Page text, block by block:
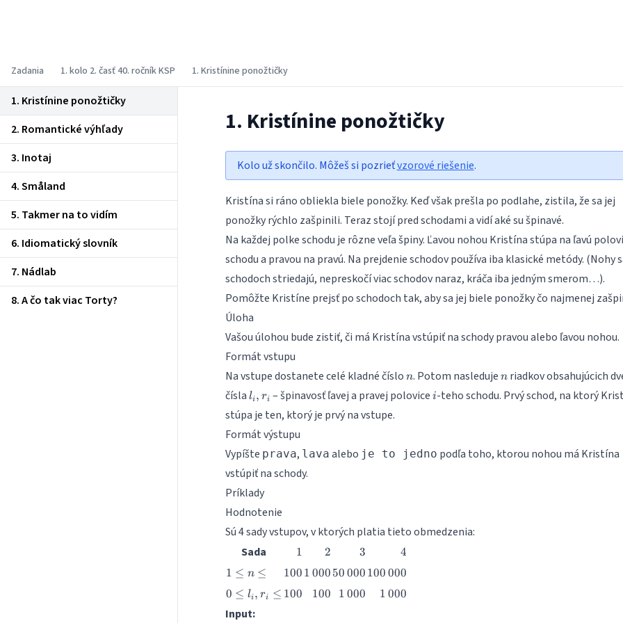
Zadania 1. kolo 2. časť 40. ročník KSP 1. Kristínine ponožtičky
1. Kristínine ponožtičky
2. Romantické výhľady
3. Inotaj
4. Småland
5. Takmer na to vidím
6. Idiomatický slovník
7. Nádlab
8. A čo tak viac Torty?
1. Kristínine ponožtičky
Kolo už skončilo. Môžeš si pozrieťvzorové riešenie.
Kristína si ráno obliekla biele ponožky. Keď však prešla po podlahe, zistila, že sa jej
ponožky rýchlo zašpinili. Teraz stojí pred schodami a vidí aké su špinavé.
Na každej polke schodu je rôzne veľa špiny. Ľavou nohou Kristína stúpa na ľavú
schodu a pravou na pravú. Na prejdenie schodov používa iba klasické metódy. (Nohy
schodoch striedajú, nepreskočí viac schodov naraz, kráča iba jedným smerom…).
Pomôžte Kristíne prejsť po schodoch tak, aby sa jej biele ponožky čo najmenej
Úloha
Vašou úlohou bude zistiť, či má Kristína vstúpiť na schody pravou alebo ľavou nohou.
Formát vstupu
Na vstupe dostanete celé kladné číslo n
n. Potom nasleduje n
nriadkov obsahujúcich
čísla l_i,
li , ri – špinavosť ľavej a pravej polovicei
i-teho schodu. Prvý schod, na ktorý
stúpa je ten, ktorý je prvý na vstupe.
Formát výstupu
Vypíšte prava, lava alebo je to jedno podľa toho, ktorou nohou má Kristína
vstúpiť na schody.
Príklady
Hodnotenie
Sú 4 sady vstupov, v ktorých platia tieto obmedzenia:
Sada
1
1 2
2 3
3 4
4
1
n
\le
1 ≤ n ≤ 100
100 1\,000
1 000 50\,000
50 000 100\,000
100 000
0
l_i,
0 ≤ li, ri ≤ 100
100 100
100 1\,000
1 000 1\,000
1 000
Input: